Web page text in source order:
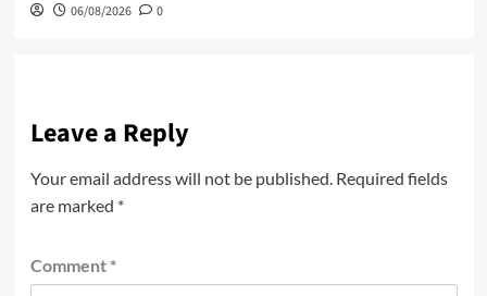
06/08/2026 0
Leave a Reply
Your email address will not be published. Required fields
are marked *
Comment *